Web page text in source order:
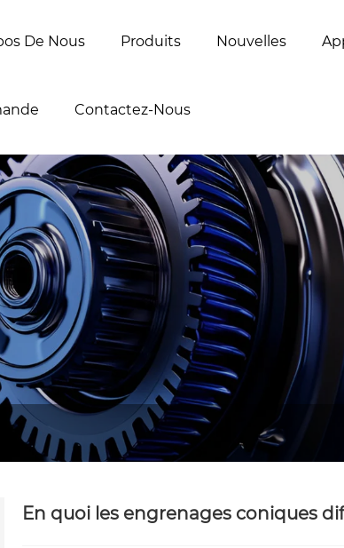
De Nous Produits Nouvelles
Contactez-Nous
En quoi les engrenages coniques